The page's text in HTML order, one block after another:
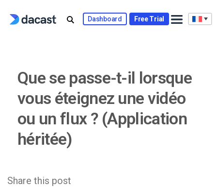
Dashboard Free Trial
Que se passe-t-il lorsque
vous éteignez une vidéo
ou un flux ? (Application
héritée)
Share this post